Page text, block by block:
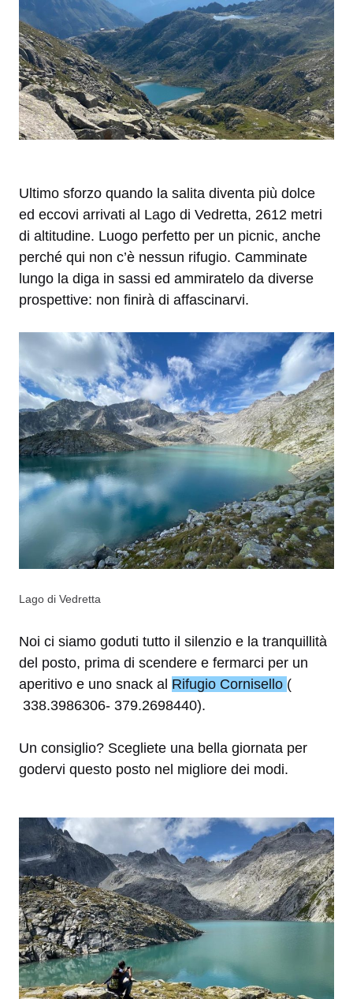
Ultimo sforzo quando la salita diventa più dolce
ed eccovi arrivati al Lago di Vedretta, 2612 metri
di altitudine. Luogo perfetto per un picnic, anche
perché qui non c’è nessun rifugio. Camminate
lungo la diga in sassi ed ammiratelo da diverse
prospettive: non finirà di affascinarvi.
Lago di Vedretta
Noi ci siamo goduti tutto il silenzio e la tranquillità
del posto, prima di scendere e fermarci per un
aperitivo e uno snack al Rifugio Cornisello (
338.3986306- 379.2698440).
Un consiglio? Scegliete una bella giornata per
godervi questo posto nel migliore dei modi.